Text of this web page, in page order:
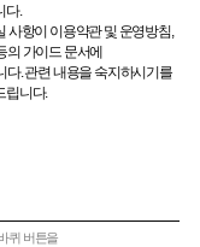
다.
사항이 이용약관 및 운영방침,
의 가이드 문서에
다. 관련 내용을 숙지하시기를
립니다.
퀴 버튼을